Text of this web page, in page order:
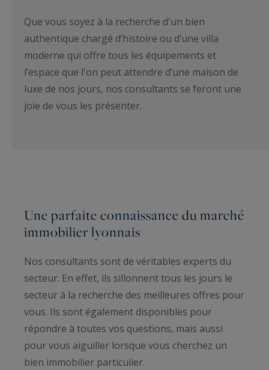
Que vous soyez à la recherche d'un bien
authentique chargé d’histoire ou d’une villa
moderne qui offre tous les équipements et
l’espace que l'on peut attendre d’une maison de
luxe de nos jours, nos consultants se feront une
joie de vous les présenter.
Une parfaite connaissance du marché
immobilier lyonnais
Nos consultants sont de véritables experts du
secteur. En effet, ils sillonnent tous les jours le
secteur à la recherche des meilleures offres pour
vous. Ils sont également disponibles pour
répondre à toutes vos questions, mais aussi
pour vous aiguiller lorsque vous cherchez un
bien immobilier particulier.